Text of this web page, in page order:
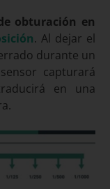
obturación en
. Al dejar el
durante un
capturará
en una